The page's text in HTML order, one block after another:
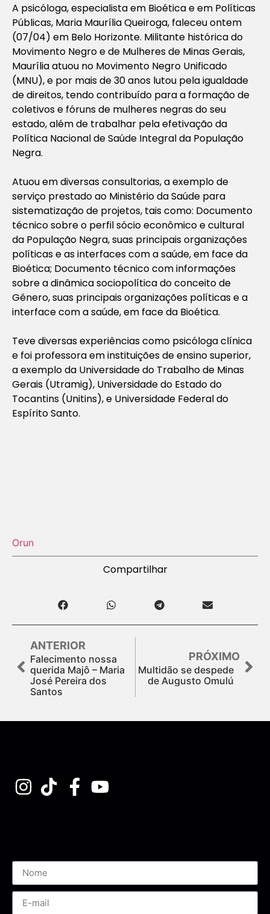
A psicóloga, especialista em Bioética e em Políticas
Públicas, Maria Maurília Queiroga, faleceu ontem
(07/04) em Belo Horizonte. Militante histórica do
Movimento Negro e de Mulheres de Minas Gerais,
Maurília atuou no Movimento Negro Unificado
(MNU), e por mais de 30 anos lutou pela igualdade
de direitos, tendo contribuído para a formação de
coletivos e fóruns de mulheres negras do seu
estado, além de trabalhar pela efetivação da
Política Nacional de Saúde Integral da População
Negra.
Atuou em diversas consultorias, a exemplo de
serviço prestado ao Ministério da Saúde para
sistematização de projetos, tais como: Documento
técnico sobre o perfil sócio econômico e cultural
da População Negra, suas principais organizações
políticas e as interfaces com a saúde, em face da
Bioética; Documento técnico com informações
sobre a dinâmica sociopolítica do conceito de
Gênero, suas principais organizações políticas e a
interface com a saúde, em face da Bioética.
Teve diversas experiências como psicóloga clínica
e foi professora em instituições de ensino superior,
a exemplo da Universidade do Trabalho de Minas
Gerais (Utramig), Universidade do Estado do
Tocantins (Unitins), e Universidade Federal do
Espírito Santo.
Orun
Compartilhar
ANTERIOR
Falecimento nossa
querida Majô – Maria
José Pereira dos
Santos
PRÓXIMO
Multidão se despede
de Augusto Omulú